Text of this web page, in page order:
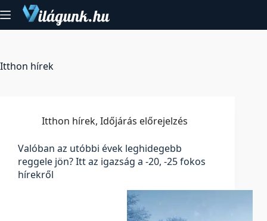
to
content
Itthon hírek
Itthon hírek, Időjárás előrejelzés
Valóban az utóbbi évek leghidegebb
reggele jön? Itt az igazság a -20, -25 fokos
hírekről